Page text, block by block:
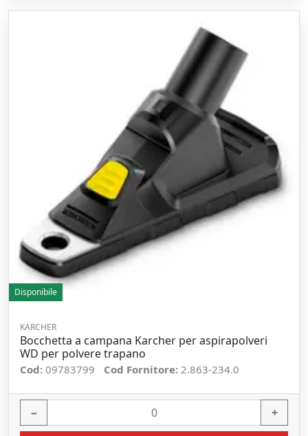
Disponibile
KARCHER
Bocchetta a campana Karcher per aspirapolveri
WD per polvere trapano
Cod: 09783799 Cod Fornitore: 2.863-234.0
− +